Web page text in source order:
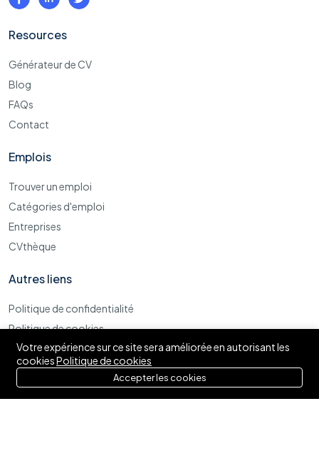
Resources
Générateur de CV
Blog
FAQs
Contact
Emplois
Trouver un emploi
Catégories d'emploi
Entreprises
CVthèque
Autres liens
Politique de confidentialité
Politique de cookies
Termes et conditions d'utilisations
Votre expérience sur ce site sera améliorée en autorisant les
cookiesPolitique de cookies
Accepter les cookies